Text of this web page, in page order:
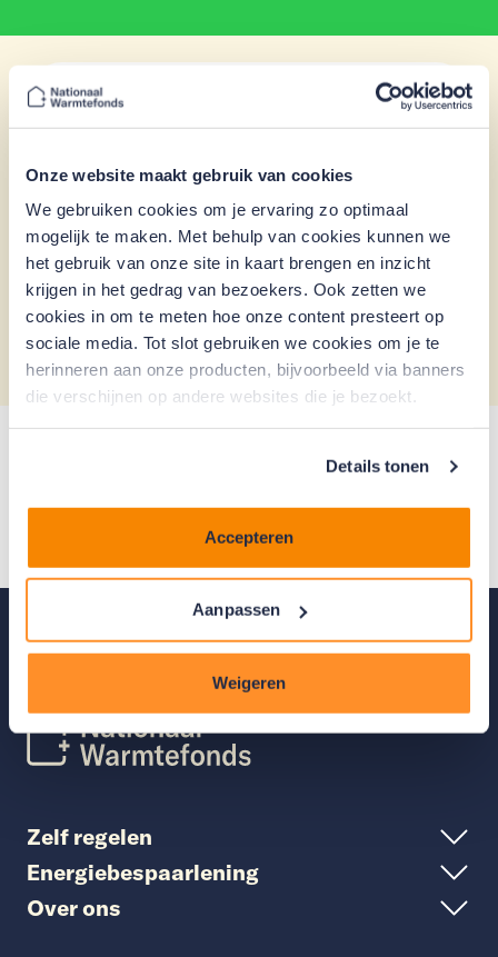
Onze website maakt gebruik van cookies
We gebruiken cookies om je ervaring zo optimaal
mogelijk te maken. Met behulp van cookies kunnen we
het gebruik van onze site in kaart brengen en inzicht
krijgen in het gedrag van bezoekers. Ook zetten we
cookies in om te meten hoe onze content presteert op
sociale media. Tot slot gebruiken we cookies om je te
herinneren aan onze producten, bijvoorbeeld via banners
die verschijnen op andere websites die je bezoekt.
Details tonen
Accepteren
Aanpassen
Weigeren
Handleiding downloaden
Belastingdienst)
Handleiding downloaden
Inkomensverklaring (Belastingdienst)
Heb je vragen? Onze klantenservice
Zelf regelen
Energiebespaarlening
Over ons